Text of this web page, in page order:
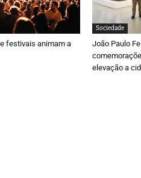
festivais animam a
Sociedade
João Paulo
elevação a